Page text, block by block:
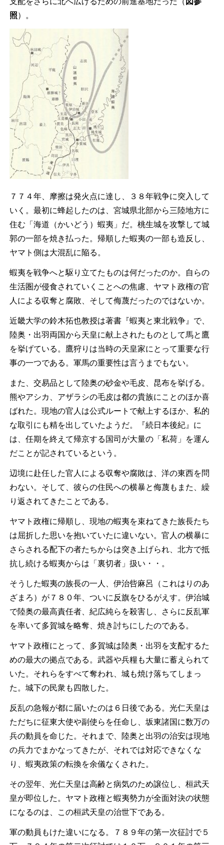
照）。
７７４年、摩擦は発火点に達し、３８年戦争に突入して
いく。最初に蜂起したのは、宮城県北部から三陸地方に
住む「海道（かいどう）蝦夷」だ。桃生城を攻撃して城
郭の一部を焼き払った。帰順した蝦夷の一部も造反し、
ヤマト側は大混乱に陥る。
蝦夷を戦争へと駆り立てたものは何だったのか。自らの
生活圏が侵食されていくことへの焦慮、ヤマト政権の官
人による収奪と腐敗、そして侮蔑だったのではないか。
近畿大学の鈴木拓也教授は著書『蝦夷と東北戦争』で、
陸奥・出羽両国から天皇に献上されたものとして馬と鷹
を挙げている。鷹狩りは当時の天皇家にとって重要な行
事の一つである。軍馬の重要性は言うまでもない。
また、交易品として陸奥の砂金や毛皮、昆布を挙げる。
熊やアシカ、アザラシの毛皮は都の貴族にことのほか喜
ばれた。現地の官人は公式ルートで献上するほか、私的
な取引にも精を出していたようだ。『続日本後紀』に
は、任期を終えて帰京する国司が大量の「私荷」を運ん
だことが記されているという。
辺境に赴任した官人による収奪や腐敗は、洋の東西を問
わない。そして、彼らの住民への横暴と侮蔑もまた、繰
り返されてきたことである。
ヤマト政権に帰順し、現地の蝦夷を束ねてきた族長たち
は屈折した思いを抱いていたに違いない。官人の横暴に
さらされる配下の者たちからは突き上げられ、北方で抵
抗し続ける蝦夷からは「裏切者」扱い・・。
そうした蝦夷の族長の一人、伊治呰麻呂（これはりのあ
ざまろ）が７８０年、ついに反旗をひるがえす。伊治城
で陸奥の最高責任者、紀広純らを殺害し、さらに反乱軍
を率いて多賀城を略奪、焼き討ちにしたのである。
ヤマト政権にとって、多賀城は陸奥・出羽を支配するた
めの最大の拠点である。武器や兵糧も大量に蓄えられて
いた。それらをすべて奪われ、城も焼け落ちてしまっ
た。城下の民衆も四散した。
反乱の急報が都に届いたのは６日後である。光仁天皇は
ただちに征東大使や副使らを任命し、坂東諸国に数万の
兵の動員を命じた。それまで、陸奥と出羽の治安は現地
の兵力でまかなってきたが、それでは対応できなくな
り、蝦夷政策の転換を余儀なくされた。
その翌年、光仁天皇は高齢と病気のため譲位し、桓武天
皇が即位した。ヤマト政権と蝦夷勢力が全面対決の状態
になるのは、この桓武天皇の治世下である。
軍の動員もけた違いになる。７８９年の第一次征討で５